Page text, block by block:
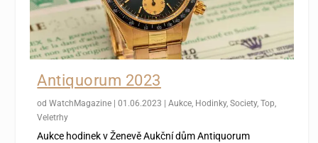
Antiquorum 2023
odWatchMagazine |01.06.2023 |Aukce, Hodinky,Society,Top,
Veletrhy
Aukce hodinek v Ženevě Aukční dům Antiquorum